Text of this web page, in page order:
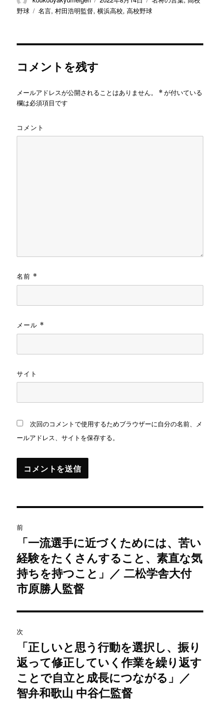
稿
稿
テ
野球
タ
名言,村田浩明監督,横浜高校,高校野球
コメントを残す
メールアドレスが公開されることはありません。 *が付いている
欄は必須項目です
コメント
名前 *
メール *
サイト
次回のコメントで使用するためブラウザーに自分の名前、メ
ールアドレス、サイトを保存する。
稿
ナ
ビ
シ
ョ
ン
前
過
去
の
投
稿:
「一流選手に近づくためには、苦い
経験をたくさんすること、素直な気
持ちを持つこと」／ 二松学舎大付
市原勝人監督
次
次
の
投
稿:
「正しいと思う行動を選択し、振り
返って修正していく作業を繰り返す
ことで自立と成長につながる」／
智弁和歌山 中谷仁監督